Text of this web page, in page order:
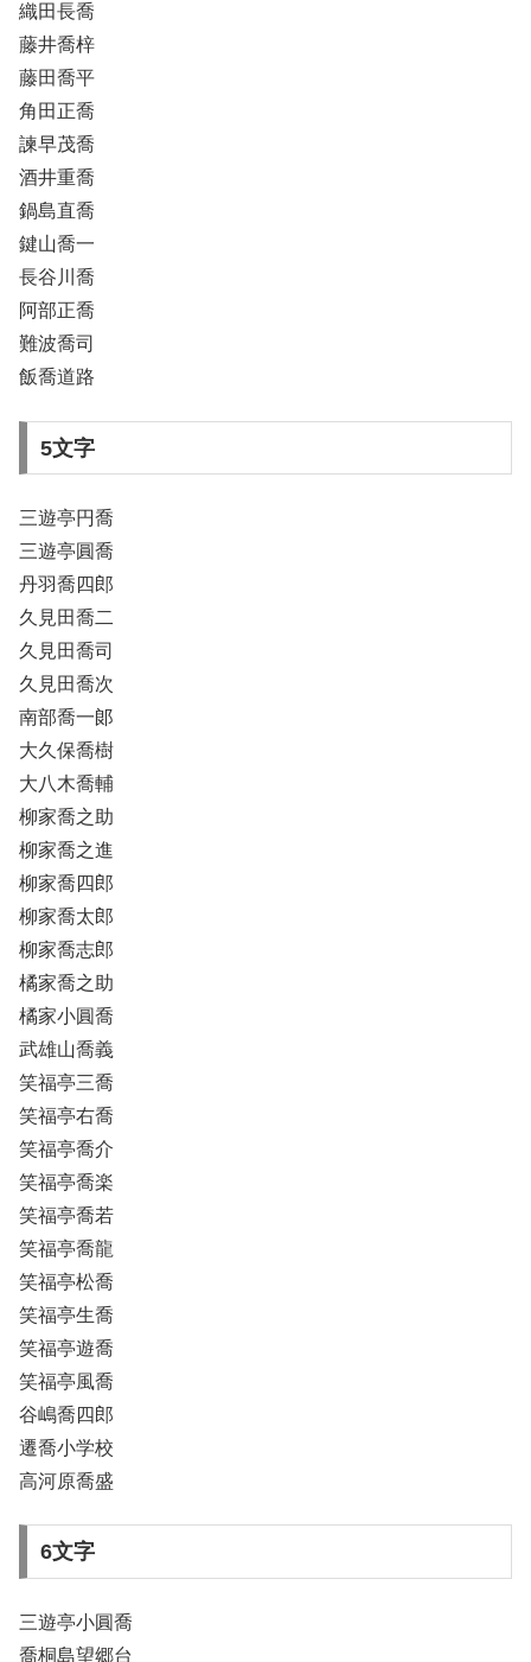
織田長喬
藤井喬梓
藤田喬平
角田正喬
諫早茂喬
酒井重喬
鍋島直喬
鍵山喬一
長谷川喬
阿部正喬
難波喬司
飯喬道路
5文字
三遊亭円喬
三遊亭圓喬
丹羽喬四郎
久見田喬二
久見田喬司
久見田喬次
南部喬一郞
大久保喬樹
大八木喬輔
柳家喬之助
柳家喬之進
柳家喬四郎
柳家喬太郎
柳家喬志郎
橘家喬之助
橘家小圓喬
武雄山喬義
笑福亭三喬
笑福亭右喬
笑福亭喬介
笑福亭喬楽
笑福亭喬若
笑福亭喬龍
笑福亭松喬
笑福亭生喬
笑福亭遊喬
笑福亭風喬
谷嶋喬四郎
遷喬小学校
高河原喬盛
6文字
三遊亭小圓喬
喬桐島望郷台